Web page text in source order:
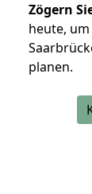
Zögern
heute,
planen.